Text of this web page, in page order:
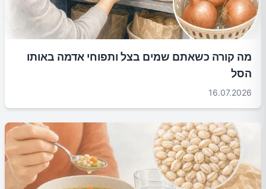
מה קורה כשאתם שמים בצל ותפוחי אדמה באותו
הסל
16.07.2026